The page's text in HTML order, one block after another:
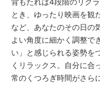
とき、ゆったり映画を観
など、あなたのその日の
よい角度に細かく調整で
い」と感じられる姿勢を
くリラックス。自分に合
常のくつろぎ時間がさら